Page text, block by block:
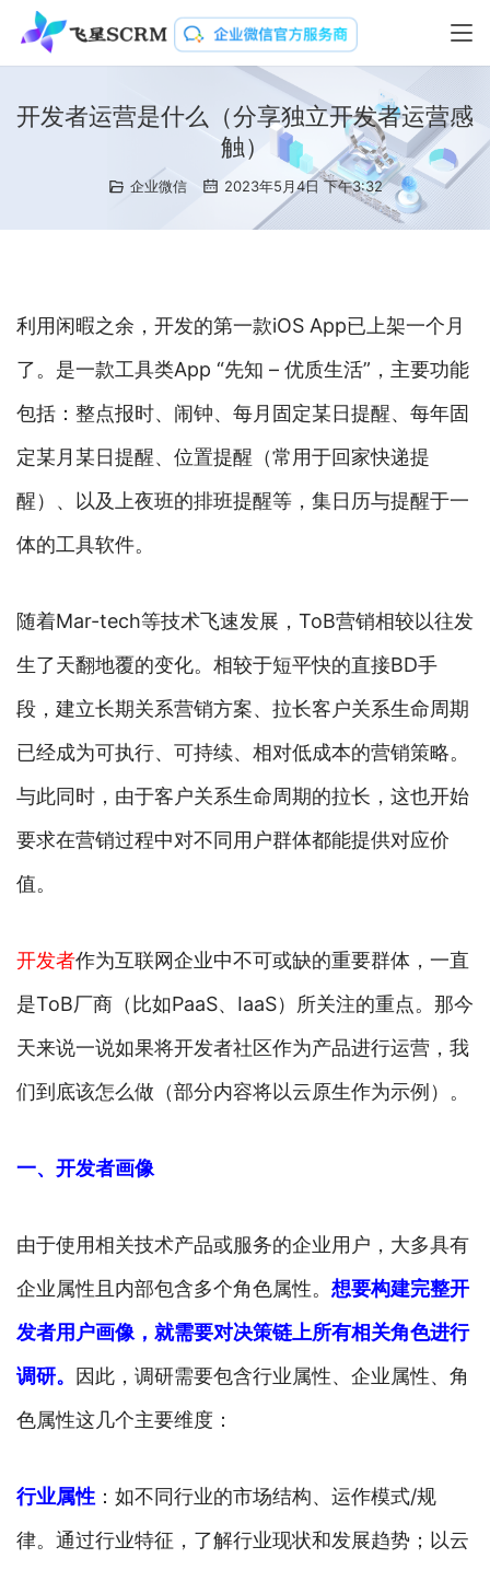
开发者运营是什么（分享独立开发者运营感
触）
企业微信 2023年5月4日 下午3:32
利用闲暇之余，开发的第一款iOS App已上架一个月
了。是一款工具类App “先知 – 优质生活”，主要功能
包括：整点报时、闹钟、每月固定某日提醒、每年固
定某月某日提醒、位置提醒（常用于回家快递提
醒）、以及上夜班的排班提醒等，集日历与提醒于一
体的工具软件。
随着Mar-tech等技术飞速发展，ToB营销相较以往发
生了天翻地覆的变化。相较于短平快的直接BD手
段，建立长期关系营销方案、拉长客户关系生命周期
已经成为可执行、可持续、相对低成本的营销策略。
与此同时，由于客户关系生命周期的拉长，这也开始
要求在营销过程中对不同用户群体都能提供对应价
值。
开发者作为互联网企业中不可或缺的重要群体，一直
是ToB厂商（比如PaaS、IaaS）所关注的重点。那今
天来说一说如果将开发者社区作为产品进行运营，我
们到底该怎么做（部分内容将以云原生作为示例）。
一、开发者画像
由于使用相关技术产品或服务的企业用户，大多具有
企业属性且内部包含多个角色属性。 想要构建完整开
发者用户画像，就需要对决策链上所有相关角色进行
调研。
因此，调研需要包含行业属性、企业属性、角
色属性这几个主要维度：
行业属性 ：如不同行业的市场结构、运作模式/规
律。通过行业特征，了解行业现状和发展趋势；以云